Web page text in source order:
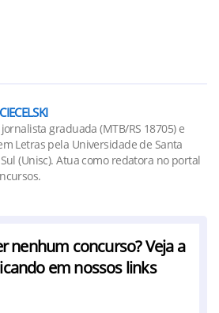
graduada (MTB/RS 18705) e
Letras pela Universidade de Santa
(Unisc). Atua como redatora no portal
nenhum concurso? Veja a
em nossos links